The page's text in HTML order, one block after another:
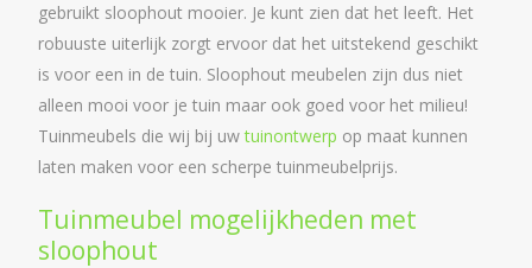
gebruikt sloophout mooier. Je kunt zien dat het leeft. Het
robuuste uiterlijk zorgt ervoor dat het uitstekend geschikt
is voor een in de tuin. Sloophout meubelen zijn dus niet
alleen mooi voor je tuin maar ook goed voor het milieu!
Tuinmeubels die wij bij uwtuinontwerp op maat kunnen
laten maken voor een scherpe tuinmeubelprijs.
Tuinmeubel mogelijkheden met
sloophout